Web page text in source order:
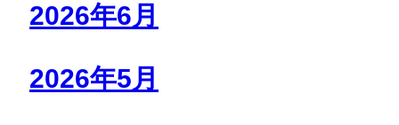
2026年6月
2026年5月